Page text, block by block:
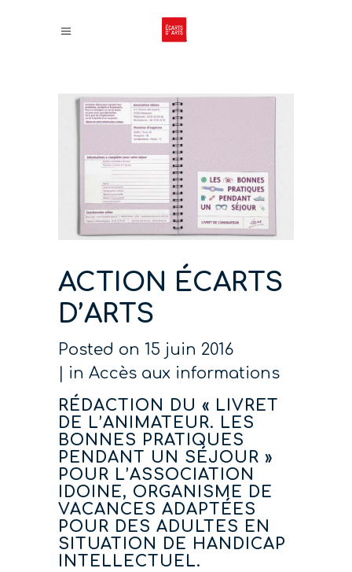
ACTION ÉCARTS
D’ARTS
Posted on 15 juin 2016
in Accès aux informations
RÉDACTION DU « LIVRET
DE L’ANIMATEUR. LES
BONNES PRATIQUES
PENDANT UN SÉJOUR »
POUR L’ASSOCIATION
IDOINE, ORGANISME DE
VACANCES ADAPTÉES
POUR DES ADULTES EN
SITUATION DE HANDICAP
INTELLECTUEL.